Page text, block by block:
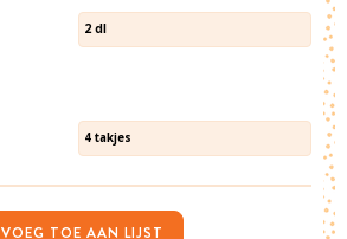
2 dl
4 takjes
VOEG TOE AAN LIJST